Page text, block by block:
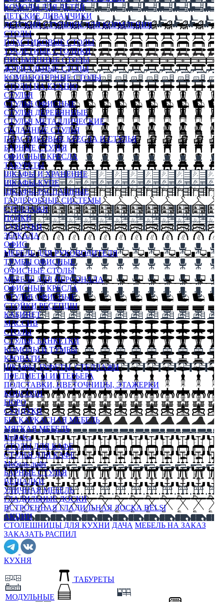
КОМОДЫ ДЛЯ ДЕТЕЙ
ДЕТСКИЕ ДИВАНЧИКИ
ДЕТСКИЙ СТУЛЬЧИК ДЛЯ КОРМЛЕНИЯ
СТОЛЫ
ПЛАСТИКОВЫЕ СТОЛЫ
ТУАЛЕТНЫЕ СТОЛИКИ
ПИСЬМЕННЫЕ СТОЛЫ
ЖУРНАЛЬНЫЕ СТОЛЫ
КОМПЬЮТЕРНЫЕ СТОЛЫ
СТОЛЫ НА КУХНЮ
СТУЛЬЯ
СТУЛЬЯ ОФИСНЫЕ
СТУЛЬЯ ДЕРЕВЯННЫЕ
СТУЛЬЯ МЕТАЛЛИЧЕСКИЕ
СКЛАДНЫЕ СТУЛЬЯ
ПЛАСТИКОВЫЕ КРЕСЛА И СТУЛЬЯ
БАРНЫЕ СТУЛЬЯ
ОФИСНЫЕ КРЕСЛА
ТАБУРЕТЫ
ШКАФЫ И ХРАНЕНИЕ
ШКАФЫ-КУПЕ
ШКАФЫ-РАСПАШНЫЕ
ГАРДЕРОБНЫЕ СИСТЕМЫ
СТЕЛЛАЖИ
ПОЛКИ
СУНДУКИ
ЗЕРКАЛА
ОФИС
МЕБЕЛЬ ДЛЯ РУКОВОДИТЕЛЯ
ТУМБЫ ОФИСНЫЕ
ОФИСНЫЕ СТОЛЫ
МЕБЕЛЬ ДЛЯ ПЕРСОНАЛА
ОФИСНЫЕ КРЕСЛА
СТУЛЬЯ ОФИСНЫЕ
СТОЙКИ РЕСЕПШН
КАБИНЕТ
МАССИВ
СТОЛЫ
СТУЛЬЯ, БАНКЕТКИ
КОМОДЫ И ТУМБЫ
КРОВАТИ
ШКАФЫ, БУФЕТЫ, СТЕЛЛАЖИ
ПРЕДМЕТЫ ИНТЕРЬЕРА
ПОДСТАВКИ, ЦВЕТОЧНИЦЫ, ЭТАЖЕРКИ
КОНСОЛИ
БЮРО
СУНДУКИ
БЕСКАРКАСНАЯ МЕБЕЛЬ
МЯГКАЯ МЕБЕЛЬ
HoReKa
СТОЛЫ ДЛЯ КАФЕ
СТУЛЬЯ ДЛЯ КАФЕ
Мебель лофт
БАРНЫЕ СТУЛЬЯ
ВЕШАЛКИ
УЛИЧНАЯ МЕБЕЛЬ
ГЛАДИЛЬНЫЕ ДОСКИ
ВСТРОЕННАЯ ГЛАДИЛЬНАЯ ДОСКА BELSI
АКЦИИ
СТОЛЕШНИЦЫ ДЛЯ КУХНИ ДАЧА МЕБЕЛЬ НА ЗАКАЗ
ЗАКАЗАТЬ РАСПИЛ
КУХНЯ
МОДУЛЬНЫЕ
ТАБУРЕТЫ